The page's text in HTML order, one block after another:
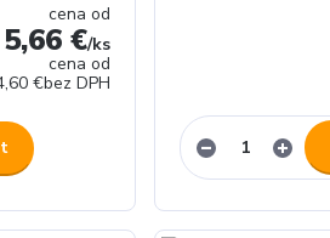
cena od
5,66 €/ks
cena od
€bez DPH